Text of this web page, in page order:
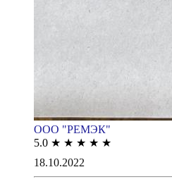
ООО "РЕМЭК"
5.0 ★ ★ ★ ★ ★
18.10.2022